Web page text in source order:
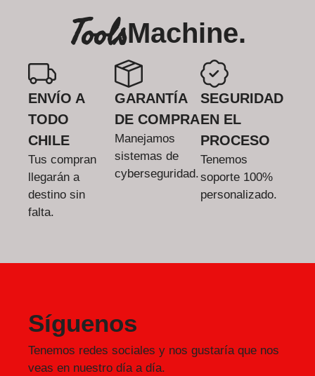
ToolsMachine.
ENVÍO A
TODO
CHILE
Tus compran
llegarán a
destino sin
falta.
GARANTÍA
DE COMPRA
Manejamos
sistemas de
cyberseguridad.
SEGURIDAD
EN EL
PROCESO
Tenemos
soporte 100%
personalizado.
Síguenos
Tenemos redes sociales y nos gustaría que nos
veas en nuestro día a día.